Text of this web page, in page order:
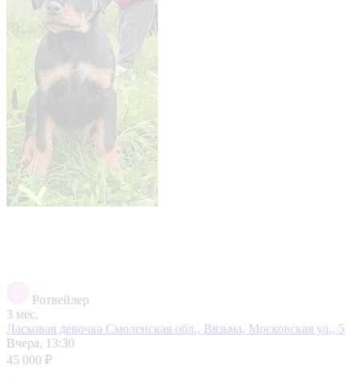
Ротвейлер
3 мес.
Ласковая девочка Смоленская обл., Вязьма, Московская ул., 5
Вчера, 13:30
45 000 ₽